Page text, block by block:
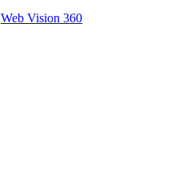
Web Vision 360